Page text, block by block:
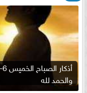
والحمد لله